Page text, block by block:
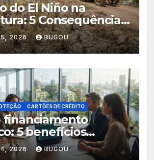
do El Niño na
5 Consequências
5, 2026 BUGOU
CARTÕES DE CRÉDITO
financiamento
5 benefícios
4, 2026 BUGOU